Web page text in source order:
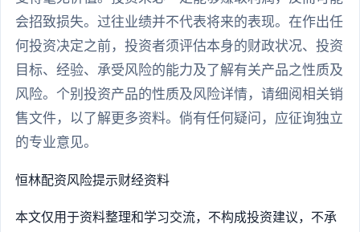
会招致损失。过往业绩并不代表将来的表现。在作出任
何投资决定之前，投资者须评估本身的财政状况、投资
目标、经验、承受风险的能力及了解有关产品之性质及
风险。个别投资产品的性质及风险详情，请细阅相关销
售文件，以了解更多资料。倘有任何疑问，应征询独立
的专业意见。
恒林配资风险提示财经资料
本文仅用于资料整理和学习交流，不构成投资建议，不承